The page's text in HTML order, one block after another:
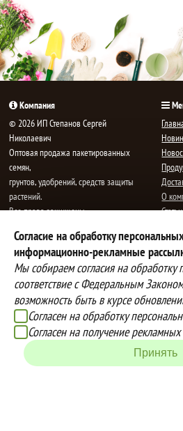
корзине!
Согласие на обработку
информационно-рекламные
Мы собираем согласия на
соответствие с Федеральным
возможность быть в курсе
Согласен на обработку
Согласен на получение
Принять
Компания
© 2026 ИП Степанов Сергей
Николаевич
Oптовая продажа пакетированных
семян,
грунтов, удобрений, средств защиты
растений.
Все права защищены.
E-mail:mail@semenauspeha.ru
Телефон: +7 (8352) 28-80-34
Адрес: г. Чебоксары, пр. Мира 76 А
О
Статьи
Способы оплаты
Вы можете оплатить покупки
наличными при получении товара,
либо выбрать другой способ оплаты
Инструкция по оплате банковской
Наша